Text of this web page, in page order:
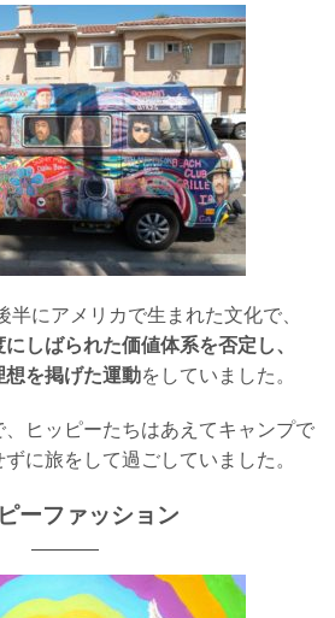
にアメリカで生まれた文化で、
しばられた価値体系を否定し、
想を掲げた運動をしていました。
ヒッピーたちはあえてキャンプで
に旅をして過ごしていました。
ーファッション